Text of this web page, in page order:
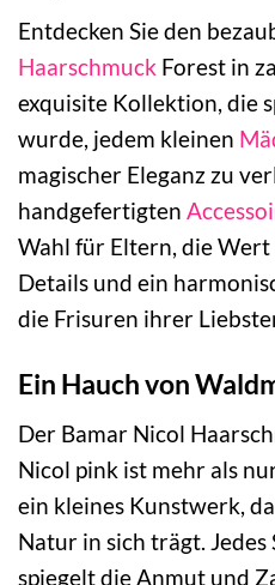
Entdecken Sie den
Haarschmuck Forest in
exquisite Kollektion, die
wurde, jedem kleinen
magischer Eleganz zu
handgefertigten
Wahl für Eltern, die
Details und ein
die Frisuren ihrer
Ein Hauch von
Der Bamar Nicol
Nicol pink ist mehr als
ein kleines Kunstwerk,
Natur in sich trägt.
spiegelt die Anmut und